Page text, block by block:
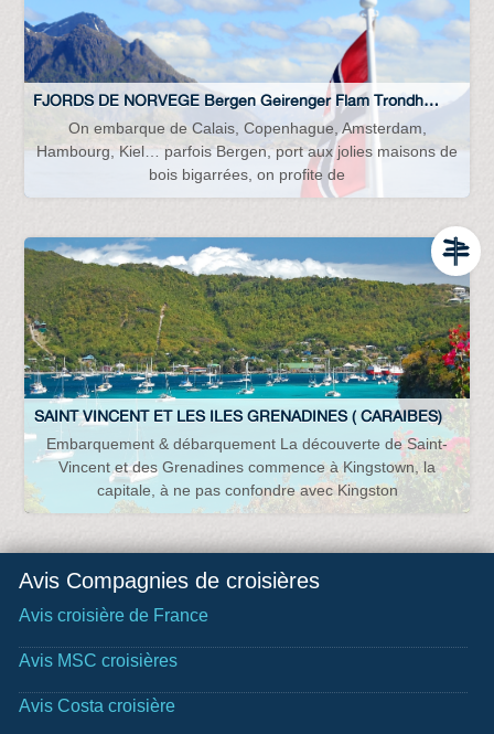
FJORDS DE NORVEGE Bergen Geirenger Flam Trondheim Lofoten…
On embarque de Calais, Copenhague, Amsterdam,
Hambourg, Kiel… parfois Bergen, port aux jolies maisons de
bois bigarrées, on profite de
SAINT VINCENT ET LES ILES GRENADINES ( CARAIBES)
Embarquement & débarquement La découverte de Saint-
Vincent et des Grenadines commence à Kingstown, la
capitale, à ne pas confondre avec Kingston
Avis Compagnies de croisières
Avis croisière de France
Avis MSC croisières
Avis Costa croisière